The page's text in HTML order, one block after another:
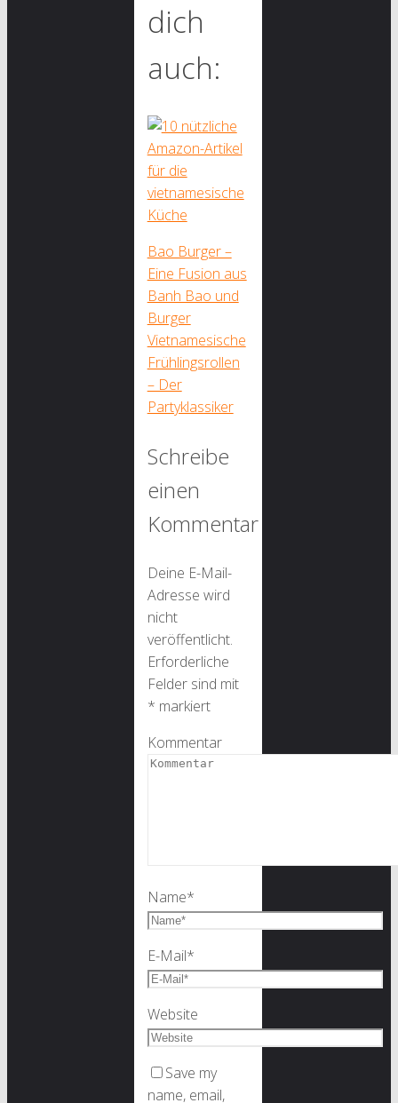
dich
auch:
Bao Burger –
Eine Fusion aus
Banh Bao und
Burger
Vietnamesische
Frühlingsrollen
– Der
Partyklassiker
Schreibe
einen
Kommentar
Deine E-Mail-
Adresse wird
nicht
veröffentlicht.
Erforderliche
Felder sind mit
* markiert
Kommentar
Name*
E-Mail*
Website
Save my
name, email,